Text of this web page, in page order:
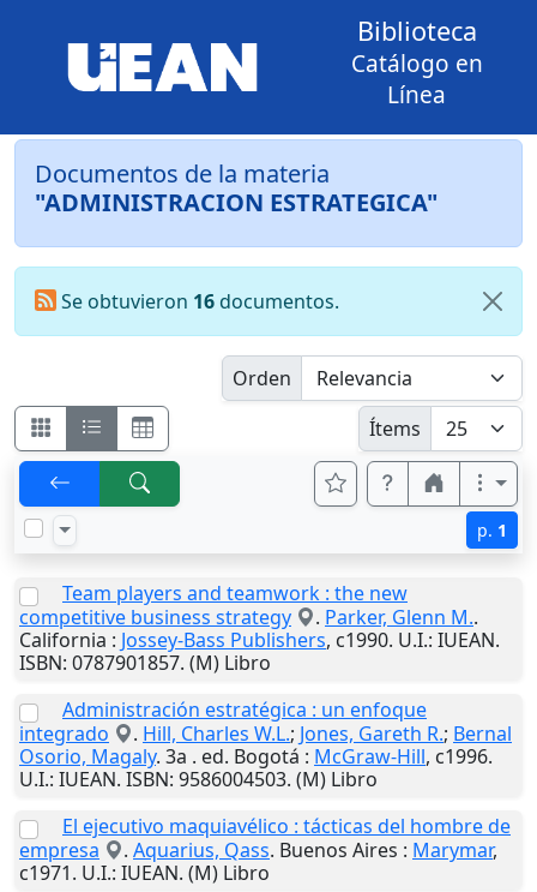
Biblioteca
Catálogo en
Línea
Documentos de la materia
"ADMINISTRACION ESTRATEGICA"
Se obtuvieron 16documentos.
Orden
Ítems
p. 1
Team players and teamwork : the new
competitive business strategy
. Parker, Glenn M..
California : Jossey-Bass Publishers, c1990. U.I.: IUEAN.
ISBN: 0787901857. (M) Libro
Administración estratégica : un enfoque
integrado
. Hill, Charles W.L.; Jones, Gareth R.; Bernal
Osorio, Magaly. 3a . ed. Bogotá : McGraw-Hill, c1996.
U.I.: IUEAN. ISBN: 9586004503. (M) Libro
El ejecutivo maquiavélico : tácticas del hombre de
empresa
. Aquarius, Qass. Buenos Aires : Marymar,
c1971. U.I.: IUEAN. (M) Libro